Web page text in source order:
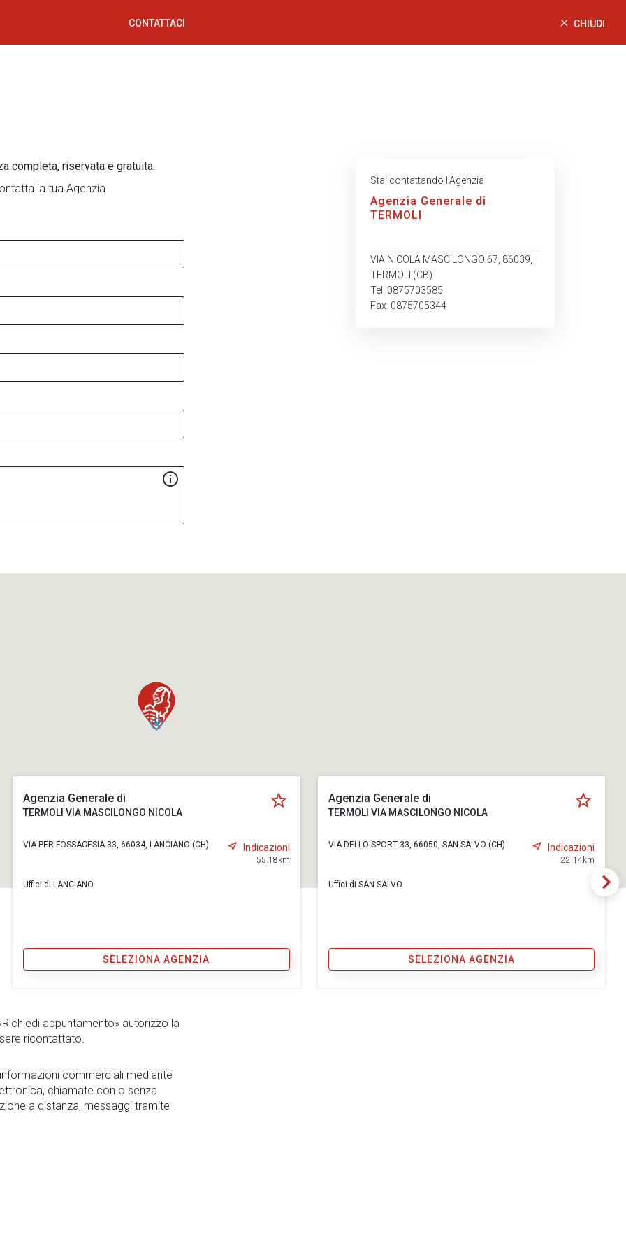
CONTATTACI CHIUDI
completa, riservata e gratuita.
la tua Agenzia
Stai contattando l’Agenzia
Agenzia Generale di
TERMOLI
VIA NICOLA MASCILONGO 67, 86039,
TERMOLI (CB)
Tel: 0875703585
Fax: 0875705344
Agenzia Generale di
TERMOLI VIA MASCILONGO NICOLA
VIA PER FOSSACESIA 33, 66034, LANCIANO (CH) Indicazioni
55.18km
Uffici di LANCIANO
SELEZIONA AGENZIA
Agenzia Generale di
TERMOLI VIA MASCILONGO NICOLA
VIA DELLO SPORT 33, 66050, SAN SALVO (CH) Indicazioni
22.14km
Uffici di SAN SALVO
SELEZIONA AGENZIA
appuntamento» autorizzo la
ricontattato.
commerciali mediante
chiamate con o senza
a distanza, messaggi tramite